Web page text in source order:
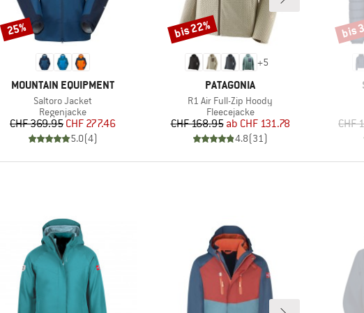
MARKE
MOUNTAIN EQUIPMENT
Artikel
Saltoro Jacket
Produktgruppe
Regenjacke
Preis
CHF 369.95reduzierter Preis
CHF 277.46
5.0(4)
Rabatt
25%
+5
MARKE
PATAGONIA
Artikel
R1 Air Full-Zip Hoody
Produktgruppe
Fleecejacke
Preis
CHF 168.95 reduzierter Preis
ab CHF 131.78
4.8(31)
Rabatt
bis 22%
CHF
bis